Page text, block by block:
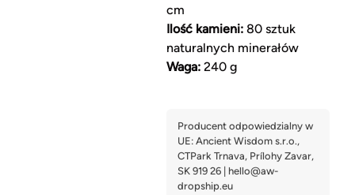
cm
Ilość kamieni:80 sztuk
naturalnych minerałów
Waga: 240 g